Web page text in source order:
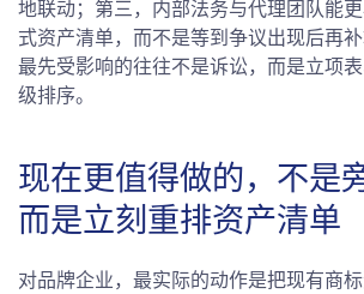
地联动；第三，内部法务与代理团队能
式资产清单，而不是等到争议出现后再补
最先受影响的往往不是诉讼，而是立项
级排序。
现在更值得做的，不是
而是立刻重排资产清单
对品牌企业，最实际的动作是把现有商